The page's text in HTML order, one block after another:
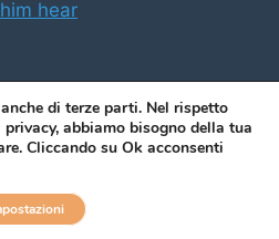
hear
Butindaro
di terze parti. Nel rispetto
abbiamo bisogno della tua
Cliccando su Ok acconsenti